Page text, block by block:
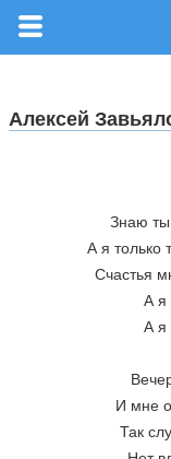
Алексей
Знаю
А я только
Счастья
А я
А я
И мне
Так